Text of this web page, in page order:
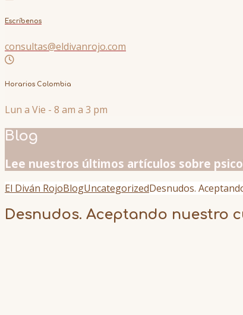
Escríbenos
consultas@eldivanrojo.com
Horarios Colombia
Lun a Vie - 8 am a 3 pm
Blog
Lee nuestros últimos artículos sobre
El Diván RojoBlogUncategorizedDesnudos.
Desnudos. Aceptando nuestro